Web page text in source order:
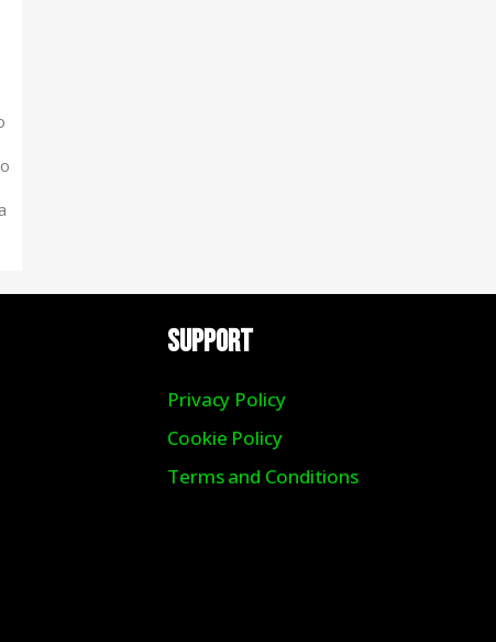
Support
Privacy Policy
Cookie Policy
Terms and Conditions